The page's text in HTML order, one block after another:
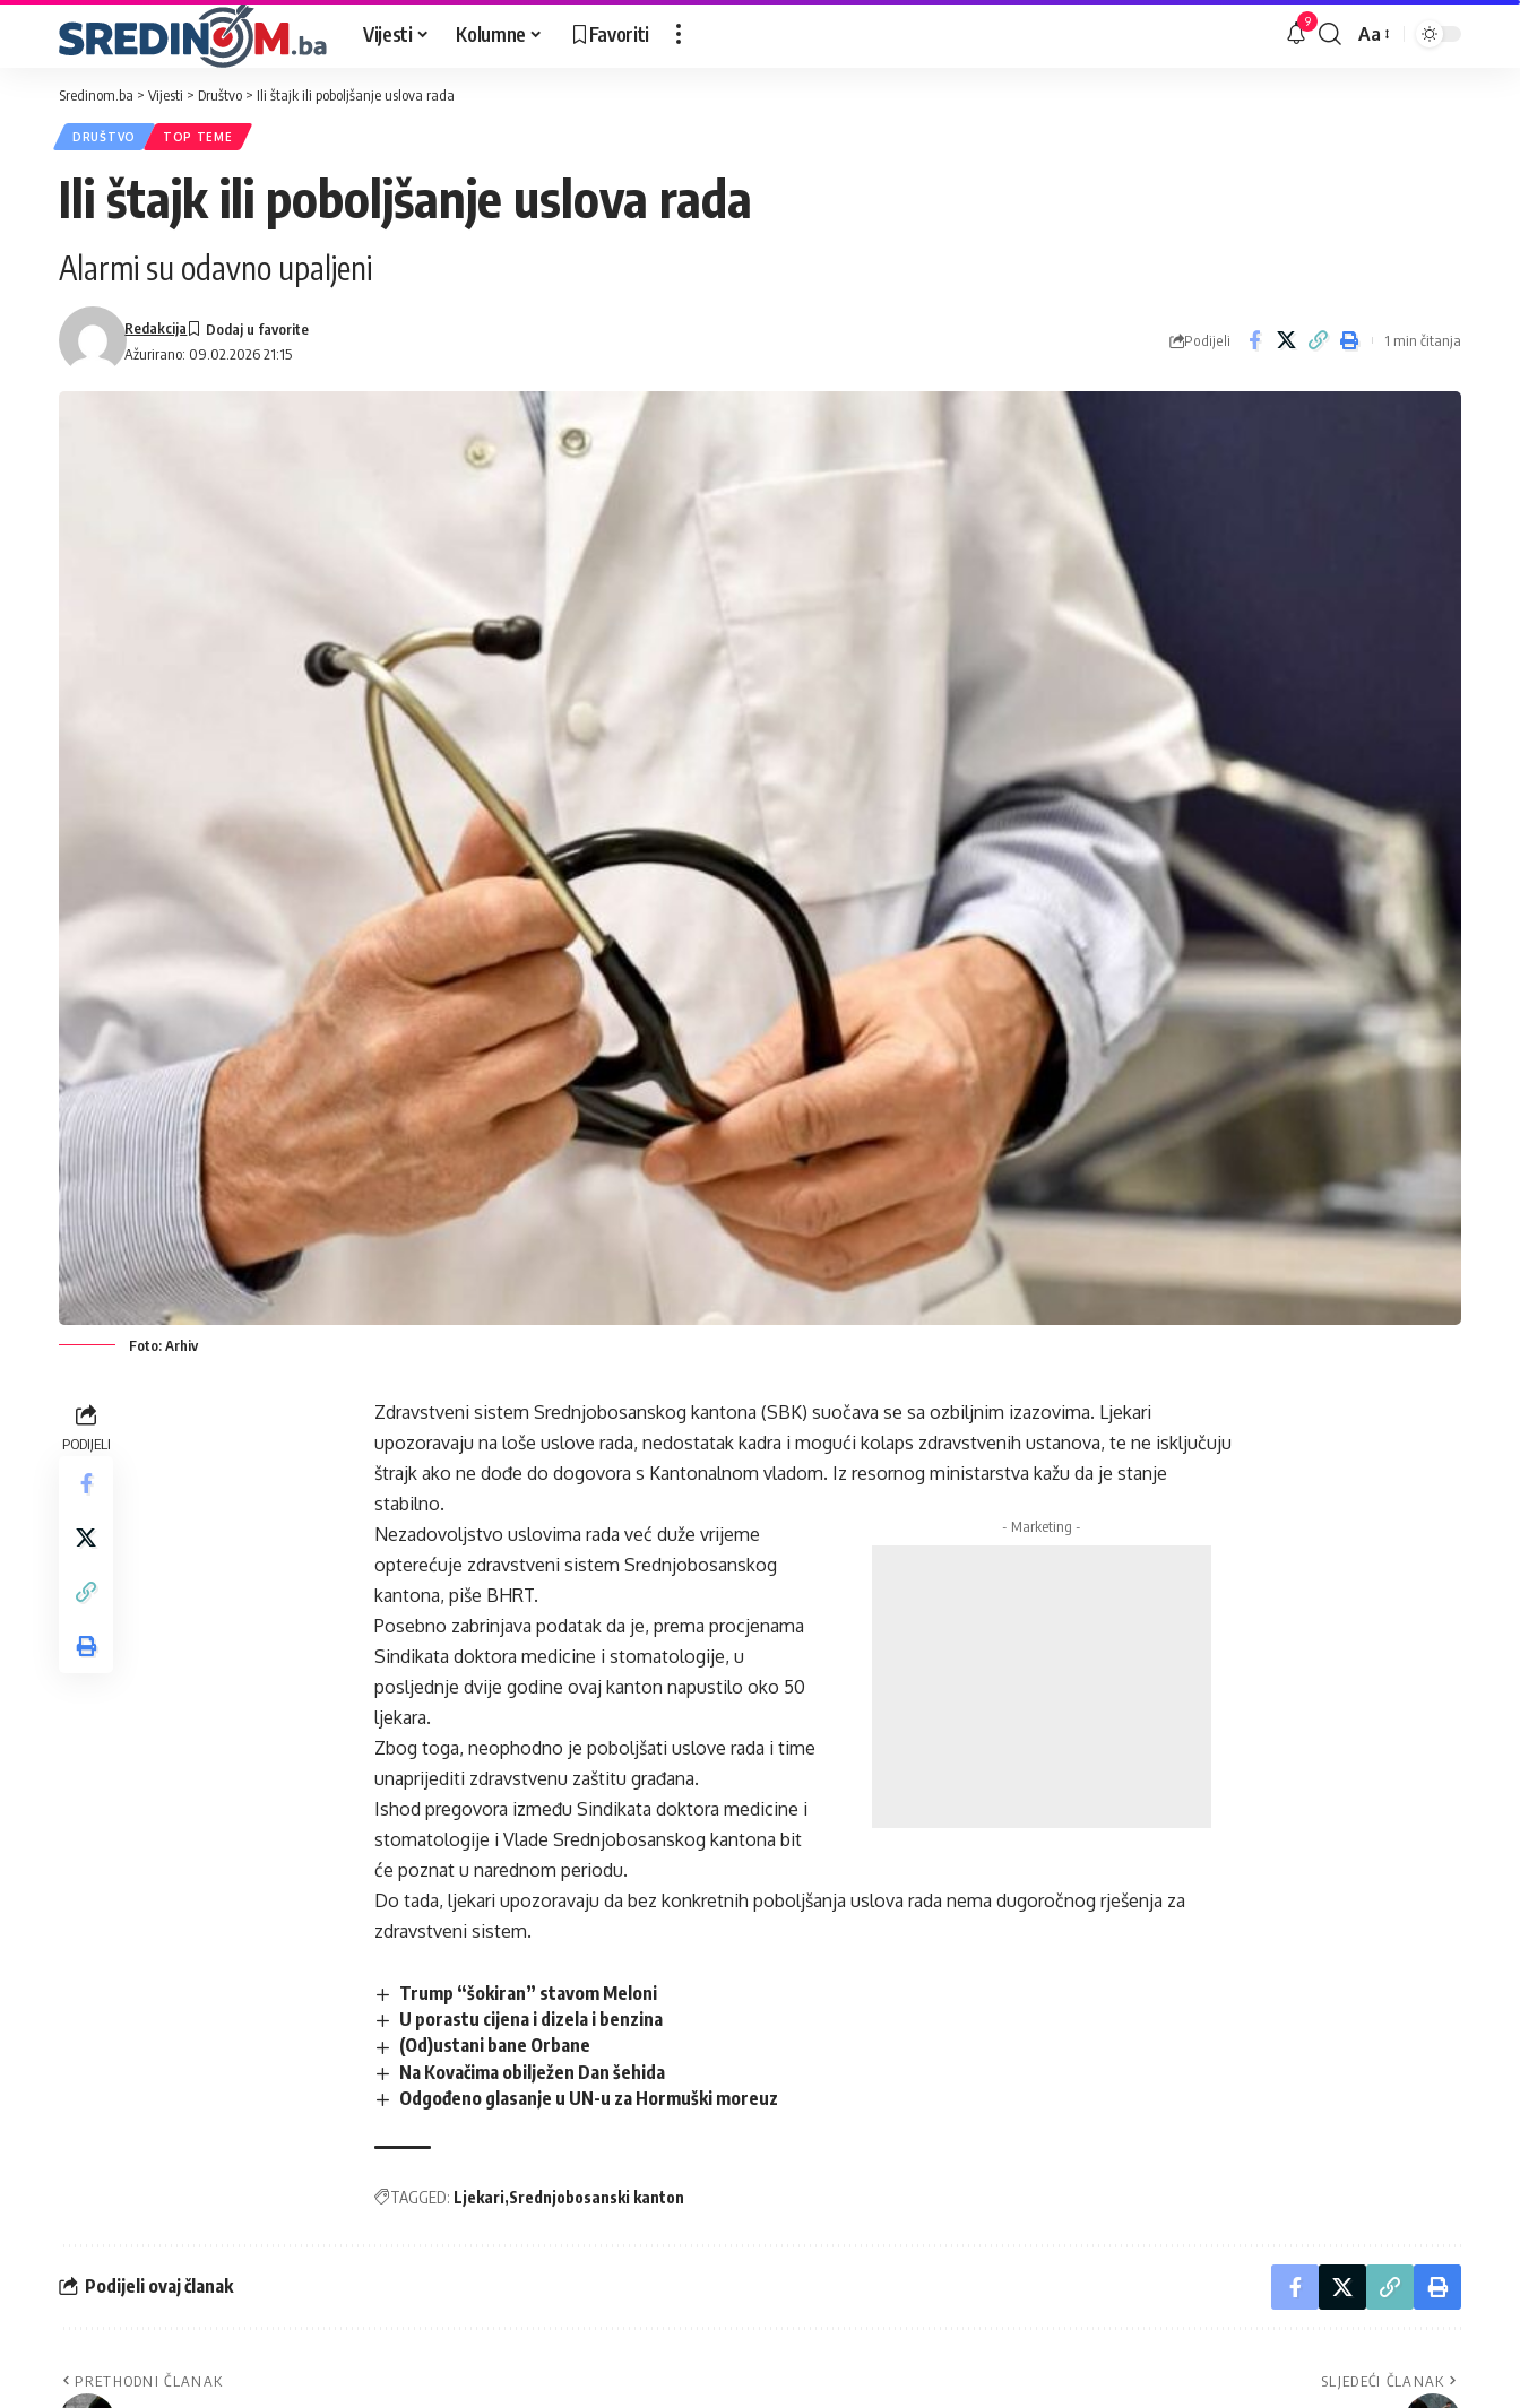
Vijesti Kolumne Favoriti 9
Veličina
Aa
Sredinom.ba > Vijesti > Društvo > Ili štajk ili poboljšanje uslova rada
DRUŠTVO TOP TEME
Ili štajk ili poboljšanje uslova rada
Alarmi su odavno upaljeni
Ažurirano: 09.02.2026 21:15
Redakcija
Podijeli 1 min čitanja
Foto: Arhiv
PODIJELI
Zdravstveni sistem Srednjobosanskog kantona (SBK) suočava se sa ozbiljnim izazovima. Ljekari
upozoravaju na loše uslove rada, nedostatak kadra i mogući kolaps zdravstvenih ustanova, te ne isključuju
štrajk ako ne dođe do dogovora s Kantonalnom vladom. Iz resornog ministarstva kažu da je stanje
stabilno.
- Marketing -
Nezadovoljstvo uslovima rada već duže vrijeme
opterećuje zdravstveni sistem Srednjobosanskog
kantona, piše BHRT.
Posebno zabrinjava podatak da je, prema procjenama
Sindikata doktora medicine i stomatologije, u
posljednje dvije godine ovaj kanton napustilo oko 50
ljekara.
Zbog toga, neophodno je poboljšati uslove rada i time
unaprijediti zdravstvenu zaštitu građana.
Ishod pregovora između Sindikata doktora medicine i
stomatologije i Vlade Srednjobosanskog kantona bit
će poznat u narednom periodu.
Do tada, ljekari upozoravaju da bez konkretnih poboljšanja uslova rada nema dugoročnog rješenja za
zdravstveni sistem.
Trump “šokiran” stavom Meloni
U porastu cijena i dizela i benzina
(Od)ustani bane Orbane
Na Kovačima obilježen Dan šehida
Odgođeno glasanje u UN-u za Hormuški moreuz
TAGGED: Ljekari Srednjobosanski kanton
Podijeli ovaj članak
PRETHODNI ČLANAK SLJEDEĆI ČLANAK